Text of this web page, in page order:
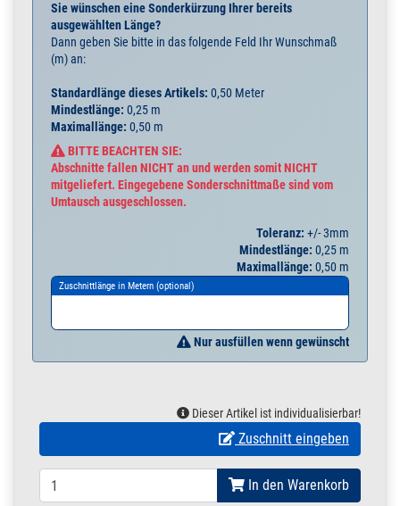
Sie wünschen eine Sonderkürzung Ihrer bereits
ausgewählten Länge?
Dann geben Sie bitte in das folgende Feld Ihr Wunschmaß
(m) an:
Standardlänge dieses Artikels: 0,50 Meter
Mindestlänge: 0,25 m
Maximallänge: 0,50 m
BITTE BEACHTEN SIE:
Abschnitte fallen NICHT an und werden somit NICHT
mitgeliefert. Eingegebene Sonderschnittmaße sind vom
Umtausch ausgeschlossen.
Toleranz: +/- 3mm
Mindestlänge: 0,25 m
Maximallänge: 0,50 m
Zuschnittlänge in Metern (optional)
Nur ausfüllen wenn gewünscht
Dieser Artikel ist individualisierbar!
Zuschnitt eingeben
In den Warenkorb